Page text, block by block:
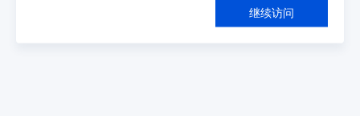
继续访问